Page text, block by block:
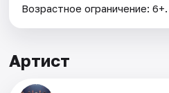
Возрастное ограничение: 6+.
Артист